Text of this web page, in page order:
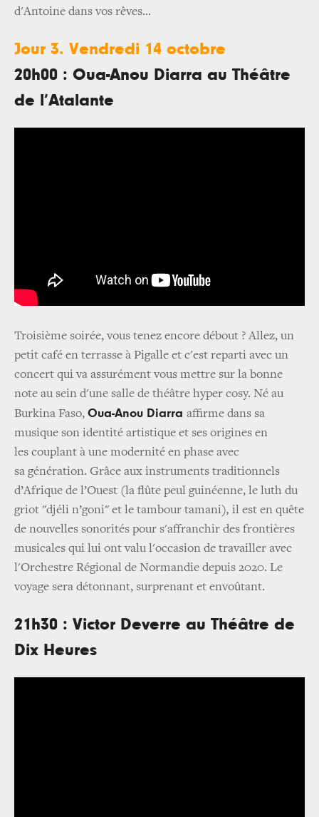
d'Antoine dans vos rêves...
Jour 3. Vendredi 14 octobre
20h00 : Oua-Anou Diarra au Théâtre
de l’Atalante
Troisième soirée, vous tenez encore débout ? Allez, un
petit café en terrasse à Pigalle et c'est reparti avec un
concert qui va assurément vous mettre sur la bonne
note au sein d'une salle de théâtre hyper cosy. Né au
Burkina Faso, Oua-Anou Diarra affirme dans sa
musique son identité artistique et ses origines en
les couplant à une modernité en phase avec
sa génération. Grâce aux instruments traditionnels
d’Afrique de l’Ouest (la flûte peul guinéenne, le luth du
griot "djéli n’goni" et le tambour tamani), il est en quête
de nouvelles sonorités pour s'affranchir des frontières
musicales qui lui ont valu l'occasion de travailler avec
l'Orchestre Régional de Normandie depuis 2020. Le
voyage sera détonnant, surprenant et envoûtant.
21h30 : Victor Deverre au Théâtre de
Dix Heures